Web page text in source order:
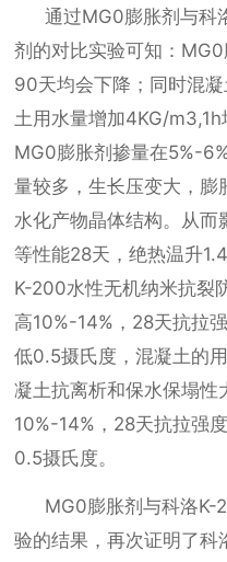
通过MG0膨胀剂与科
剂的对比实验可知：
90天均会下降；同时混
土用水量增加4KG/m3,1h
MG0膨胀剂掺量在5%-
量较多，生长压变大，膨
水化产物晶体结构。从而
等性能28天，绝热温升
K-200水性无机纳米抗裂
高10%-14%，28天抗拉
低0.5摄氏度，混凝土的
凝土抗离析和保水保塌性
10%-14%，28天抗拉强
0.5摄氏度。
MG0膨胀剂与科洛K-
验的结果，再次证明了